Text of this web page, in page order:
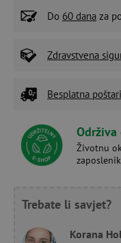
Do 60 dana za
Zdravstvena
Besplatna
Životnu
Trebate li savjet?
Korana